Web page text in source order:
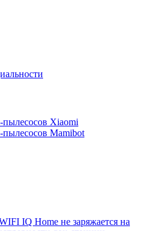
пылесосов Xiaomi
пылесосов Mamibot